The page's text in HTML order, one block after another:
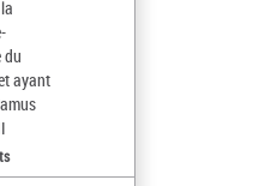
du
ayant